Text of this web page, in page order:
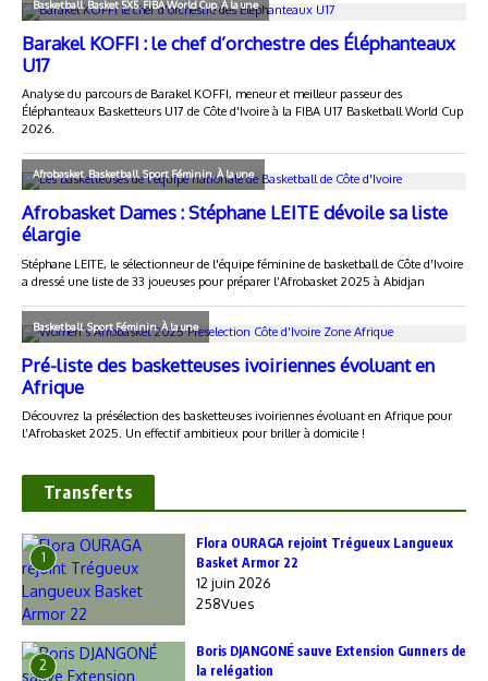
Transferts
1
Flora OURAGA rejoint Trégueux Langueux
Basket Armor 22
12 juin 2026
258Vues
2
Boris DJANGONÉ sauve Extension Gunners de
la relégation